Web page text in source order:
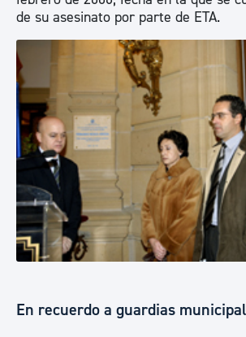
de su asesinato por parte de ETA.
En recuerdo a guardias